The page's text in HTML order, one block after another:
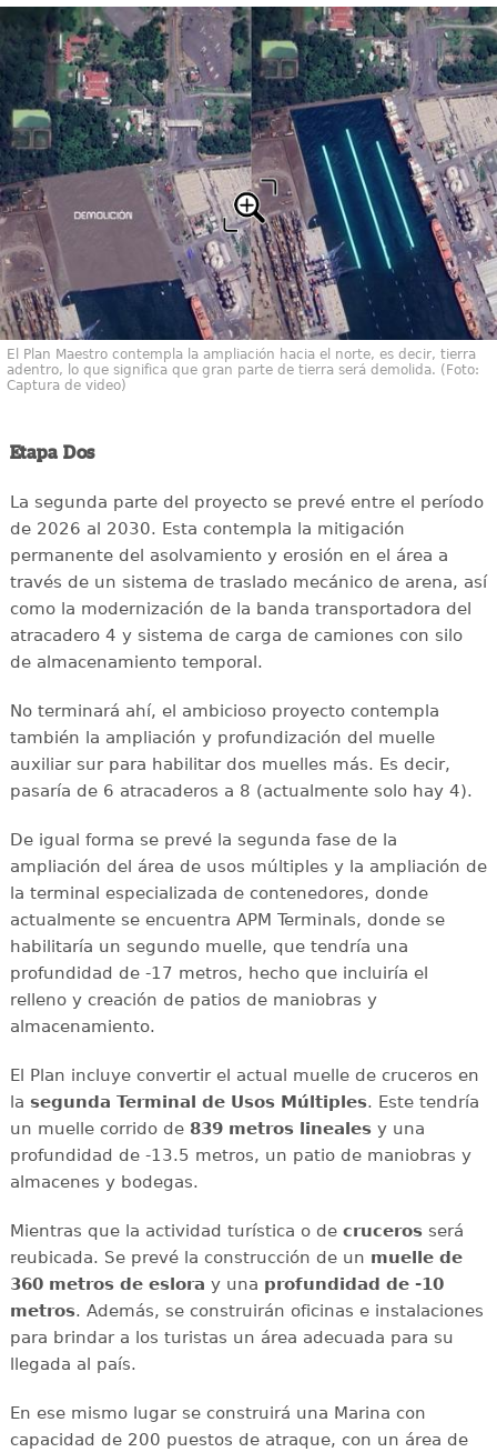
El Plan Maestro contempla la ampliación hacia el norte, es decir, tierra
adentro, lo que significa que gran parte de tierra será demolida. (Foto:
Captura de video)
Etapa Dos
La segunda parte del proyecto se prevé entre el período
de 2026 al 2030. Esta contempla la mitigación
permanente del asolvamiento y erosión en el área a
través de un sistema de traslado mecánico de arena, así
como la modernización de la banda transportadora del
atracadero 4 y sistema de carga de camiones con silo
de almacenamiento temporal.
No terminará ahí, el ambicioso proyecto contempla
también la ampliación y profundización del muelle
auxiliar sur para habilitar dos muelles más. Es decir,
pasaría de 6 atracaderos a 8 (actualmente solo hay 4).
De igual forma se prevé la segunda fase de la
ampliación del área de usos múltiples y la ampliación de
la terminal especializada de contenedores, donde
actualmente se encuentra APM Terminals, donde se
habilitaría un segundo muelle, que tendría una
profundidad de -17 metros, hecho que incluiría el
relleno y creación de patios de maniobras y
almacenamiento.
El Plan incluye convertir el actual muelle de cruceros en
la segunda Terminal de Usos Múltiples. Este tendría
un muelle corrido de 839 metros linealesy una
profundidad de -13.5 metros, un patio de maniobras y
almacenes y bodegas.
Mientras que la actividad turística o de crucerosserá
reubicada. Se prevé la construcción de un muelle de
360 metros de eslora y una profundidad de -10
metros. Además, se construirán oficinas e instalaciones
para brindar a los turistas un área adecuada para su
llegada al país.
En ese mismo lugar se construirá una Marina con
capacidad de 200 puestos de atraque, con un área de